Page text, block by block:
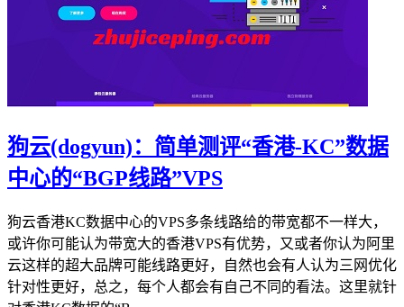
狗云(dogyun)：简单测评“香港-KC”数据
中心的“BGP线路”VPS
狗云香港KC数据中心的VPS多条线路给的带宽都不一样大，
或许你可能认为带宽大的香港VPS有优势，又或者你认为阿里
云这样的超大品牌可能线路更好，自然也会有人认为三网优化
针对性更好，总之，每个人都会有自己不同的看法。这里就针